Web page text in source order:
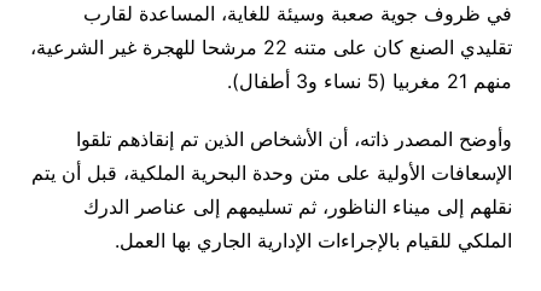
في ظروف جوية صعبة وسيئة للغاية، المساعدة لقارب
تقليدي الصنع كان على متنه 22 مرشحا للهجرة غير الشرعية،
منهم 21 مغربيا (5 نساء و3 أطفال).
وأوضح المصدر ذاته، أن الأشخاص الذين تم إنقاذهم تلقوا
الإسعافات الأولية على متن وحدة البحرية الملكية، قبل أن يتم
نقلهم إلى ميناء الناظور، ثم تسليمهم إلى عناصر الدرك
الملكي للقيام بالإجراءات الإدارية الجاري بها العمل.